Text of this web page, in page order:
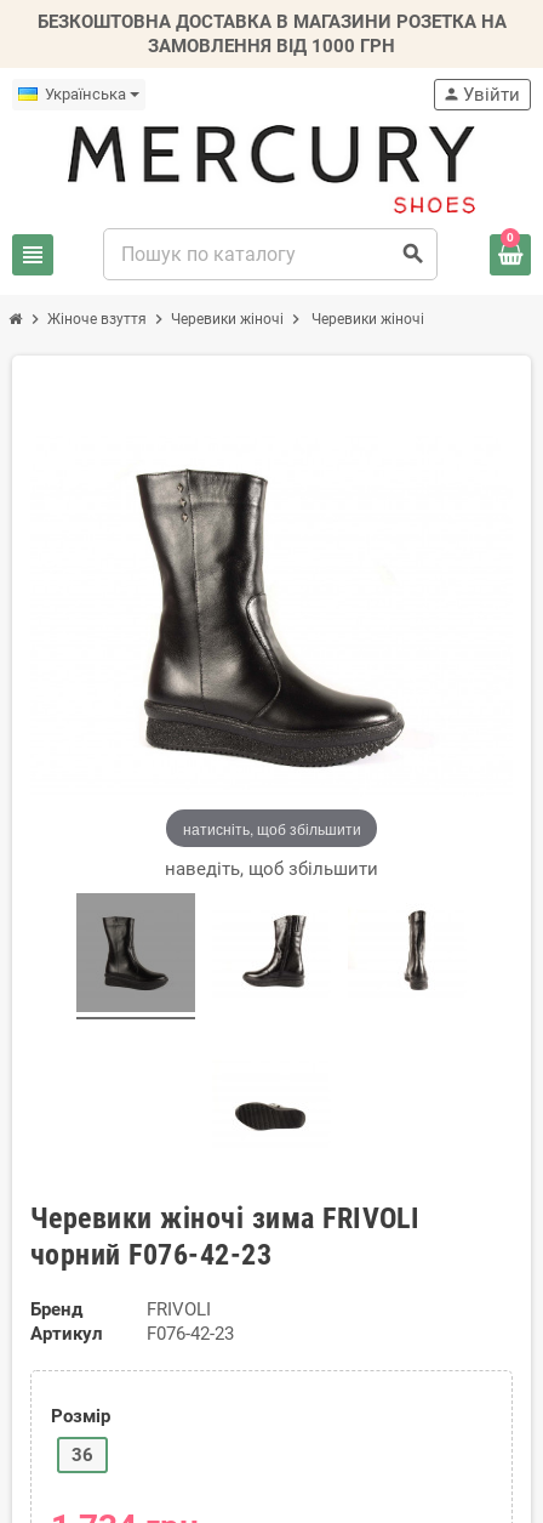
БЕЗКОШТОВНА ДОСТАВКА В МАГАЗИНИ РОЗЕТКА НА
ЗАМОВЛЕННЯ ВІД 1000 ГРН
Українська
view_headline search
person Увійти
0
chevron_right Жіноче взуття chevron_right Черевики жіночі chevron_right Черевики жіночі
натисніть, щоб збільшити
наведіть, щоб збільшити
Черевики жіночі зима FRIVOLI
чорний F076-42-23
Бренд
FRIVOLI
Артикул
F076-42-23
Розмір
36